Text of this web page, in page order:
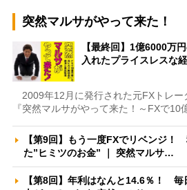
突然マルサがやって来た！
【最終回】1億6000万
入れたプライスレスな
2009年12月に発行された元FXトレー
『突然マルサがやって来た！～FXで10
【第9回】もう一度FXでリベンジ
た”ヒミツのお金” ｜ 突然マルサ…
【第8回】年利はなんと14.6％！